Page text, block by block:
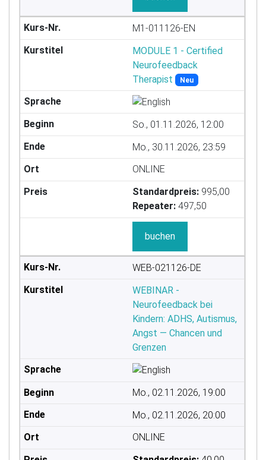
M1-011126-EN
MODULE 1 - Certified
Neurofeedback
Therapist
Neu
So., 01.11.2026, 12:00
Mo., 30.11.2026, 23:59
ONLINE
Standardpreis: 995,00
Repeater: 497,50
buchen
WEB-021126-DE
WEBINAR -
Neurofeedback bei
Kindern: ADHS, Autismus,
Angst — Chancen und
Grenzen
Mo., 02.11.2026, 19:00
Mo., 02.11.2026, 20:00
ONLINE